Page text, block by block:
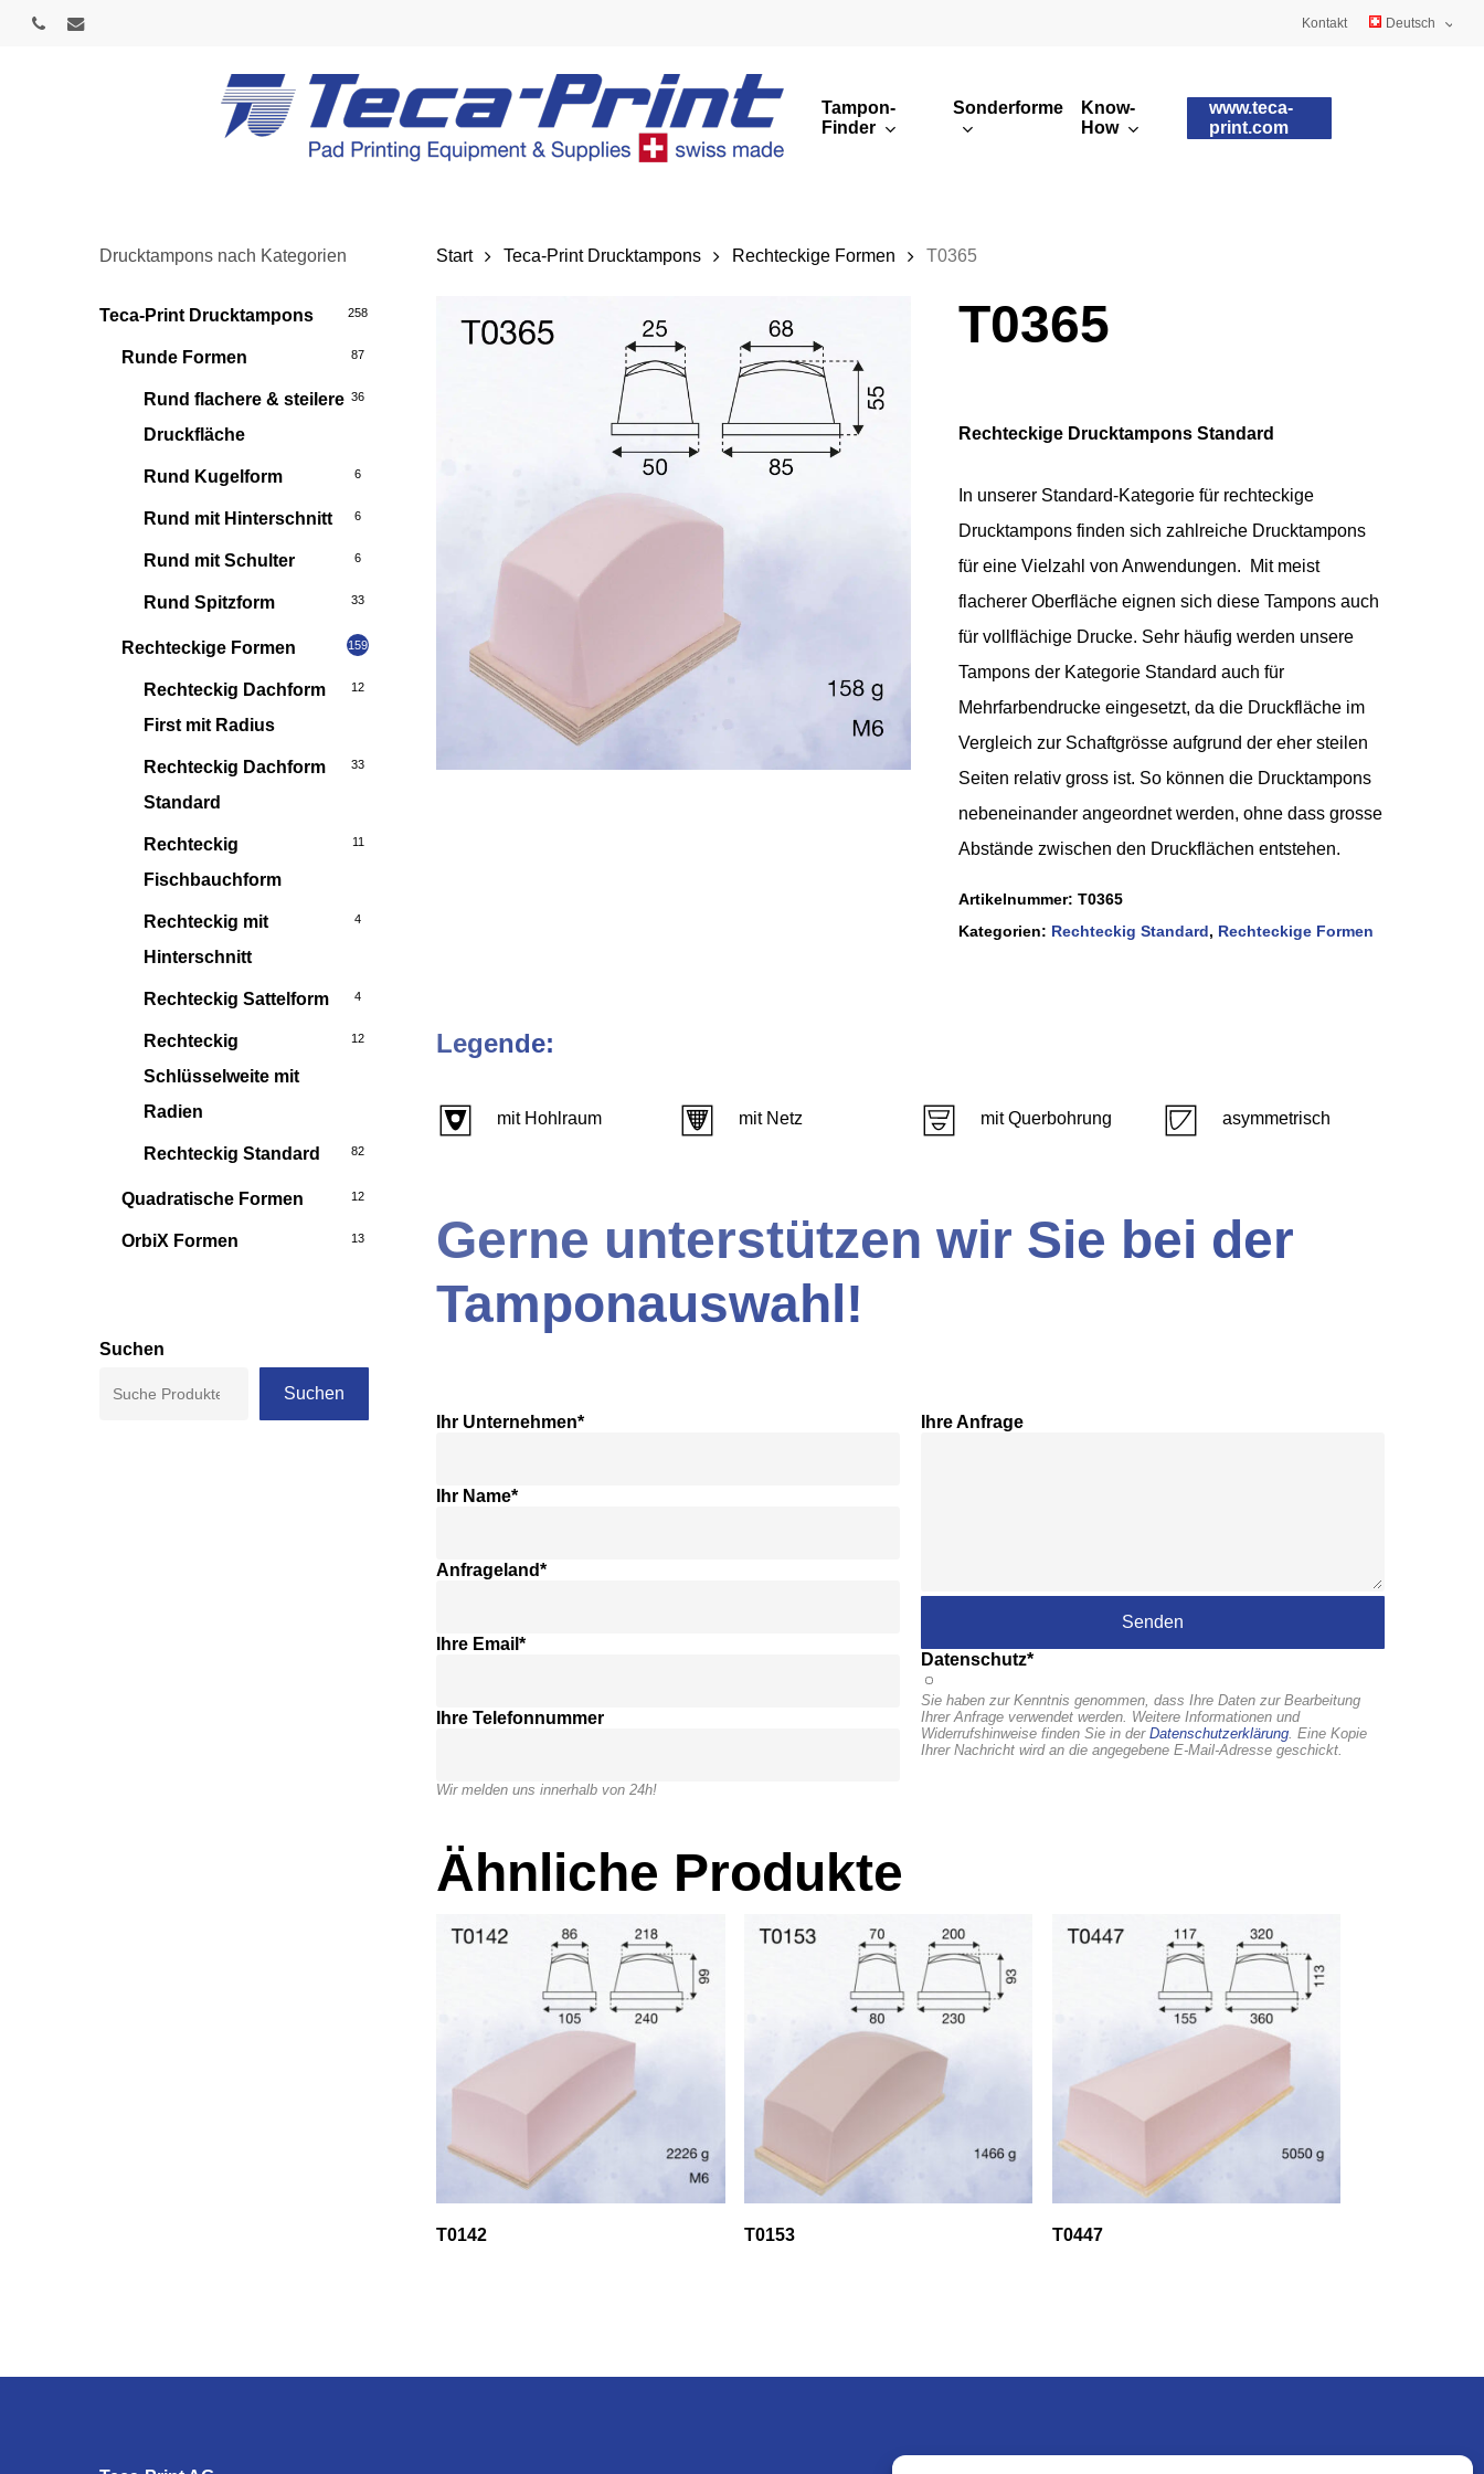
Skip
Kontakt Deutsch
Tampon-
Finder
Übersicht
Sonderformen
Know-
How
www.teca-
print.com
Drucktampons nach Kategorien
Teca-Print Drucktampons 258
Runde Formen 87
Rund flachere & steilere
Druckfläche
36
Rund Kugelform 6
Rund mit Hinterschnitt 6
Rund mit Schulter 6
Rund Spitzform 33
Rechteckige Formen 159
Rechteckig Dachform
First mit Radius
12
Rechteckig Dachform
Standard
33
Rechteckig
Fischbauchform
11
Rechteckig mit
Hinterschnitt
4
Rechteckig Sattelform 4
Rechteckig
Schlüsselweite mit
Radien
12
Rechteckig Standard 82
Quadratische Formen 12
OrbiX Formen 13
Suchen
Suchen
Start Teca-Print Drucktampons Rechteckige Formen T0365
T0365
Rechteckige Drucktampons Standard
In unserer Standard-Kategorie für rechteckige
Drucktampons finden sich zahlreiche Drucktampons
für eine Vielzahl von Anwendungen. Mit meist
flacherer Oberfläche eignen sich diese Tampons auch
für vollflächige Drucke. Sehr häufig werden unsere
Tampons der Kategorie Standard auch für
Mehrfarbendrucke eingesetzt, da die Druckfläche im
Vergleich zur Schaftgrösse aufgrund der eher steilen
Seiten relativ gross ist. So können die Drucktampons
nebeneinander angeordnet werden, ohne dass grosse
Abstände zwischen den Druckflächen entstehen.
Artikelnummer: T0365
Kategorien: Rechteckig Standard, Rechteckige Formen
Legende:
mit Hohlraum mit Netz mit Querbohrung asymmetrisch
Gerne unterstützen wir Sie bei der
Tamponauswahl!
Ihr Unternehmen*
Ihr Name*
Anfrageland*
Ihre Email*
Ihre Telefonnummer
Wir melden uns innerhalb von 24h!
Ihre Anfrage
Datenschutz*
Sie haben zur Kenntnis genommen, dass Ihre Daten zur Bearbeitung
Ihrer Anfrage verwendet werden. Weitere Informationen und
Widerrufshinweise finden Sie in der Datenschutzerklärung. Eine Kopie
Ihrer Nachricht wird an die angegebene E-Mail-Adresse geschickt.
Ähnliche Produkte
T0142 T0153 T0447